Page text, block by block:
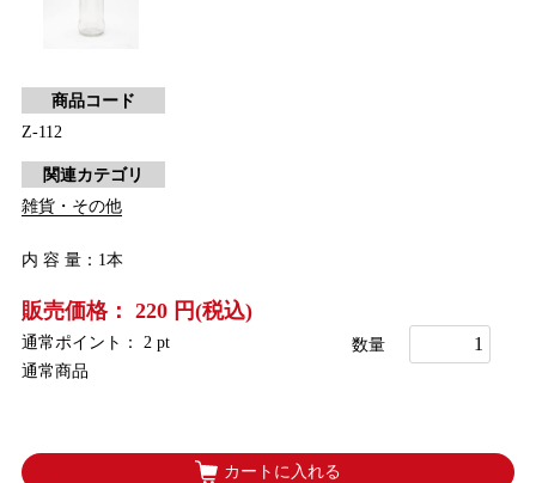
商品コード
Z-112
関連カテゴリ
雑貨・その他
内 容 量：1本
販売価格： 220 円(税込)
通常ポイント： 2 pt
通常商品
数量
カートに入れる